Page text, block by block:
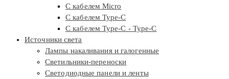
С кабелем Micro
С кабелем Type-C
С кабелем Type-C - Type-C
Источники света
Лампы накаливания и галогенные
Светильники-переноски
Светодиодные панели и ленты